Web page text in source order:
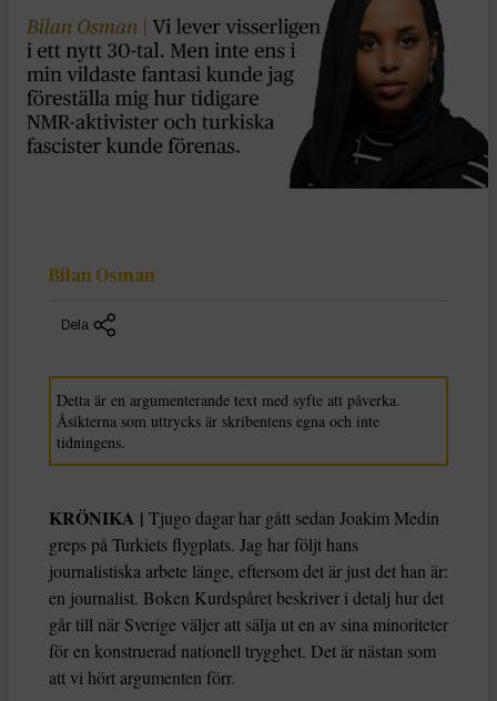
Bilan Osman
Dela
Detta är en argumenterande text med syfte att påverka.
Åsikterna som uttrycks är skribentens egna och inte
tidningens.
KRÖNIKA | Tjugo dagar har gått sedan Joakim Medin
greps på Turkiets flygplats. Jag har följt hans
journalistiska arbete länge, eftersom det är just det han är:
en journalist. Boken Kurdspåret beskriver i detalj hur det
går till när Sverige väljer att sälja ut en av sina minoriteter
för en konstruerad nationell trygghet. Det är nästan som
att vi hört argumenten förr.